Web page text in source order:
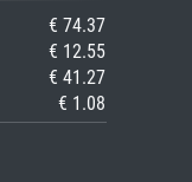
€ 74.37
€ 12.55
€ 41.27
€ 1.08